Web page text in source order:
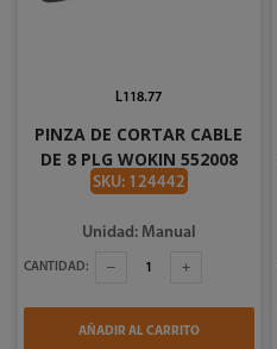
PINZA DE CORTAR CABLE
DE 8 PLG WOKIN 552008
SKU: 124442
L118.77
Unidad: Manual
CANTIDAD:
AÑADIR AL CARRITO